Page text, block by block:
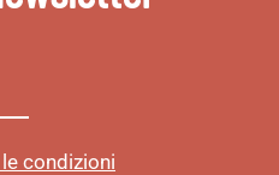
condizioni